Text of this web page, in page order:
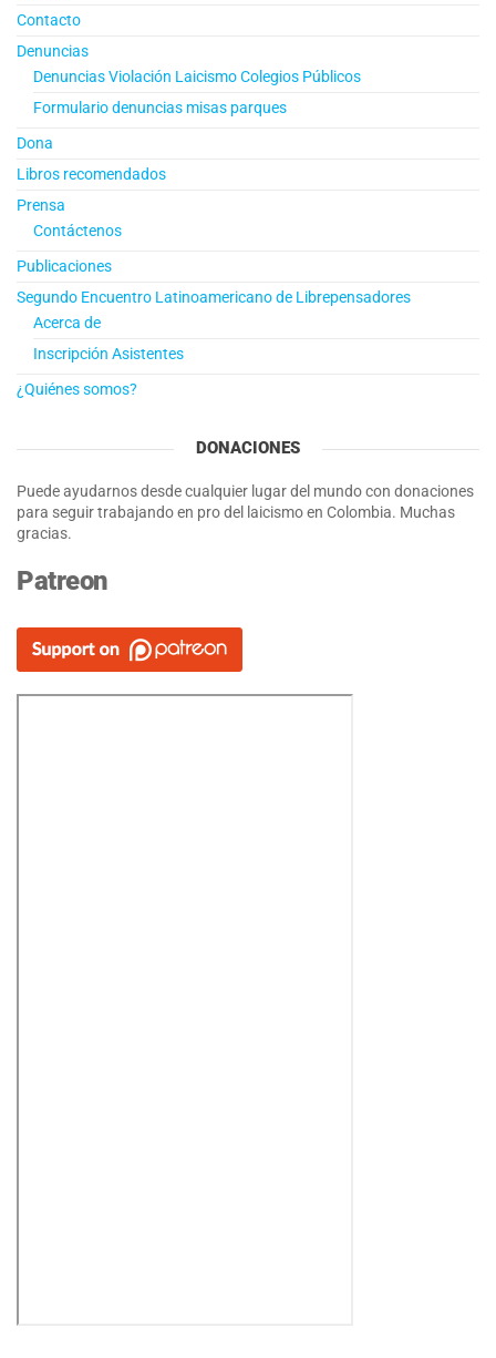
Contacto
Denuncias
Denuncias Violación Laicismo Colegios Públicos
Formulario denuncias misas parques
Dona
Libros recomendados
Prensa
Contáctenos
Publicaciones
Segundo Encuentro Latinoamericano de Librepensadores
Acerca de
Inscripción Asistentes
¿Quiénes somos?
DONACIONES
Puede ayudarnos desde cualquier lugar del mundo con donaciones
para seguir trabajando en pro del laicismo en Colombia. Muchas
gracias.
Patreon